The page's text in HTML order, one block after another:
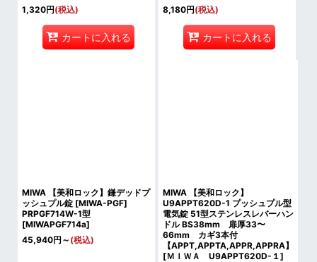
1,320円(税込)
カートに入れる
8,180円(税込)
カートに入れる
MIWA 【美和ロック】鎌デッドプ
ッシュプル錠 [MIWA-PGF]
PRPGF714W-1型
[MIWAPGF714a]
45,940円 ～ (税込)
MIWA 【美和ロック】
U9APPT620D-1 プッシュプル型
電気錠 51型ステンレスレバーハン
ドル BS38mm 扉厚33〜
66mm カギ3本付
【APPT,APPTA,APPR,APPRA】
[ＭＩＷＡ U9APPT620D-１]